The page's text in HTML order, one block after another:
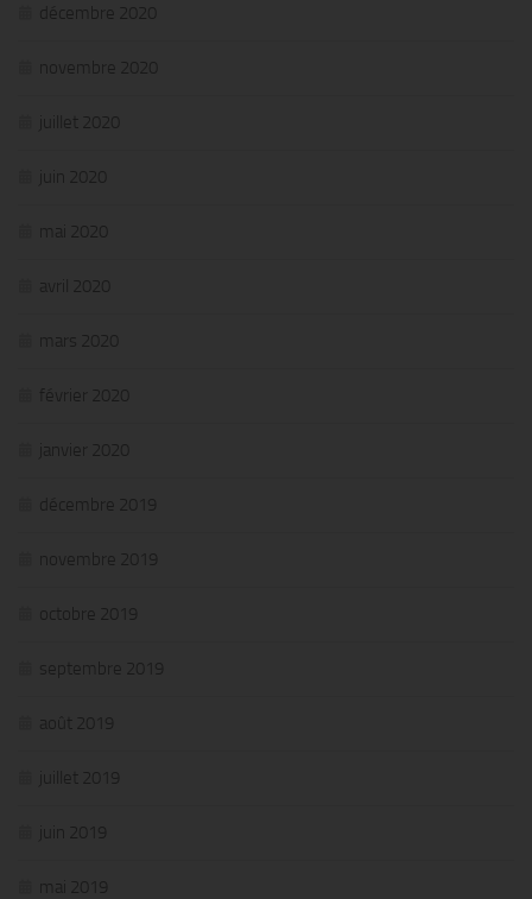
décembre 2020
novembre 2020
juillet 2020
juin 2020
mai 2020
avril 2020
mars 2020
février 2020
janvier 2020
décembre 2019
novembre 2019
octobre 2019
septembre 2019
août 2019
juillet 2019
juin 2019
mai 2019